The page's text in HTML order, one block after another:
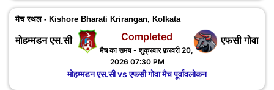
मैच स्थल - Kishore Bharati Krirangan, Kolkata
मोहम्मडन एस.सी एफसी गोवा
Completed
मैच का समय - शुक्रवार फ़रवरी 20,
2026 07:30 PM
मोहम्मडन एस.सी vs एफसी गोवा मैच पूर्वावलोकन